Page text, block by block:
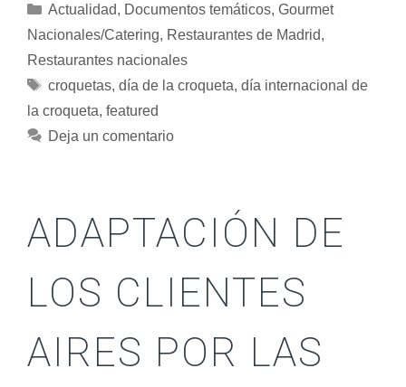
Actualidad, Documentos temáticos, Gourmet
Nacionales/Catering, Restaurantes de Madrid,
Restaurantes nacionales
croquetas, día de la croqueta, día internacional de
la croqueta, featured
Deja un comentario
ADAPTACIÓN DE
LOS CLIENTES
AIRES POR LAS